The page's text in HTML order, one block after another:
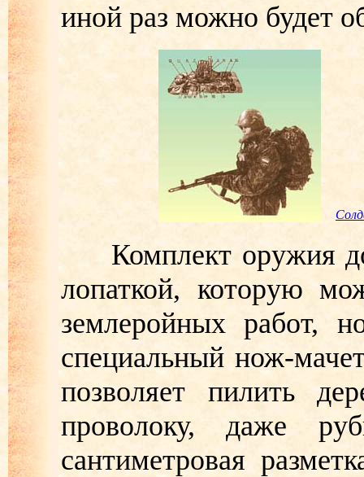
иной раз можно будет
Комплект оружия
лопаткой, которую
землеройных работ,
специальный нож-
позволяет пилить
проволоку, даже
сантиметровая